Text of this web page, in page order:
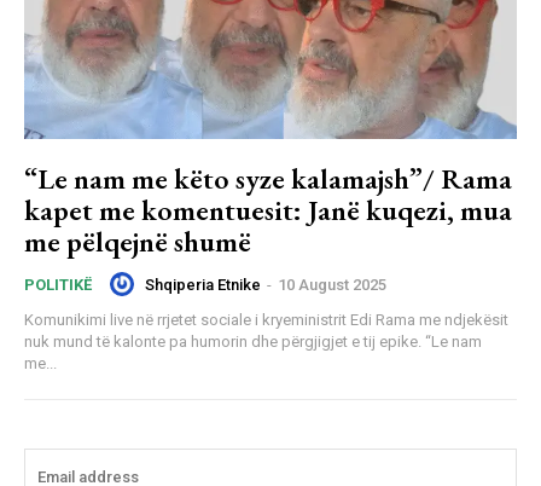
“Le nam me këto syze kalamajsh”/ Rama
kapet me komentuesit: Janë kuqezi, mua
me pëlqejnë shumë
POLITIKË Shqiperia Etnike - 10 August 2025
Komunikimi live në rrjetet sociale i kryeministrit Edi Rama me ndjekësit
nuk mund të kalonte pa humorin dhe përgjigjet e tij epike. “Le nam
me...